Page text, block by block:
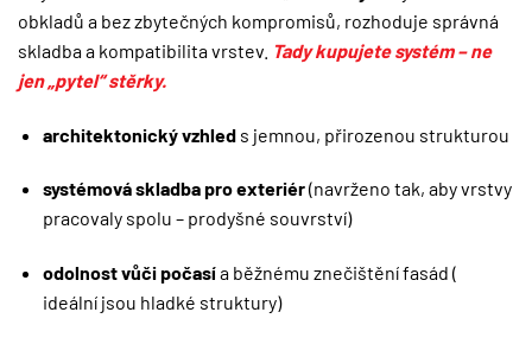
obkladů a bez zbytečných kompromisů, rozhoduje správná
skladba a kompatibilita vrstev. Tady kupujete systém – ne
jen „pytel“ stěrky.
architektonický vzhleds jemnou, přirozenou strukturou
systémová skladba pro exteriér(navrženo tak, aby vrstvy
pracovaly spolu – prodyšné souvrství)
odolnost vůči počasía běžnému znečištění fasád (
ideální jsou hladké struktury)